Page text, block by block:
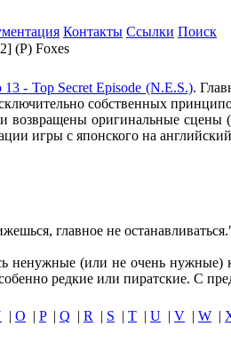
Контакты Ссылки Поиск
(P) Foxes
13 - Top Secret Episode (N.E.S.).
собственных
оригинальные сцены
игры с японского на
главное не
ненужные (или не очень
редкие или пиратские. С
| O | P| Q | R | S | T | U | V | W |